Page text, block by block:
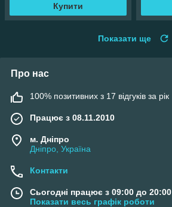
Купити
Показати ще
Про нас
100% позитивних з 17 відгуків за рік
Працює з 08.11.2010
м. Дніпро
Дніпро, Україна
Контакти
Сьогодні працює з 09:00 до 20:00
Показати весь графік роботи